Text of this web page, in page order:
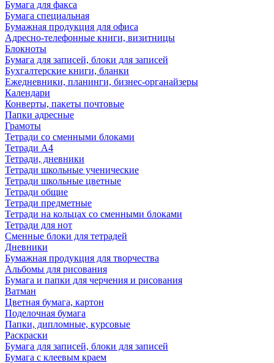
Бумага для факса
Бумага специальная
Бумажная продукция для офиса
Адресно-телефонные книги, визитницы
Блокноты
Бумага для записей, блоки для записей
Бухгалтерские книги, бланки
Ежедневники, планинги, бизнес-органайзеры
Календари
Конверты, пакеты почтовые
Папки адресные
Грамоты
Тетради со сменными блоками
Тетради А4
Тетради, дневники
Тетради школьные ученические
Тетради школьные цветные
Тетради общие
Тетради предметные
Тетради на кольцах со сменными блоками
Тетради для нот
Сменные блоки для тетрадей
Дневники
Бумажная продукция для творчества
Альбомы для рисования
Бумага и папки для черчения и рисования
Ватман
Цветная бумага, картон
Поделочная бумага
Папки, дипломные, курсовые
Раскраски
Бумага для записей, блоки для записей
Бумага с клеевым краем